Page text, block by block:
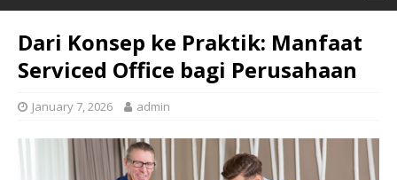
Dari Konsep ke Praktik: Manfaat
Serviced Office bagi Perusahaan
January 7, 2026 admin